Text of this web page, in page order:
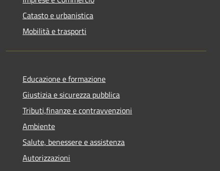
Catasto e urbanistica
Mobilità e trasporti
Educazione e formazione
Giustizia e sicurezza pubblica
Tributi,finanze e contravvenzioni
Ambiente
Salute, benessere e assistenza
Autorizzazioni